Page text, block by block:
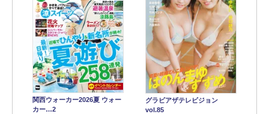
関西ウォーカー2026夏 ウォー
カー…2
グラビアザテレビジョン
vol.85